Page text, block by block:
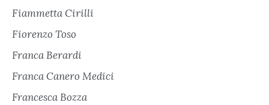
Fiammetta Cirilli
Fiorenzo Toso
Franca Berardi
Franca Canero Medici
Francesca Bozza